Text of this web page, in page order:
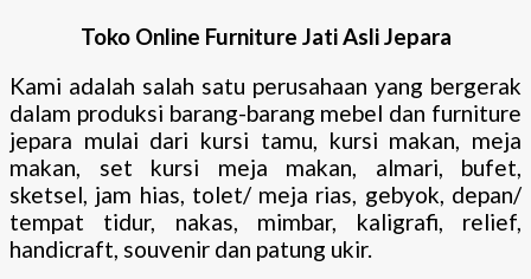
Toko Online Furniture Jati Asli Jepara
Kami adalah salah satu perusahaan yang bergerak
dalam produksi barang-barang mebel dan furniture
jepara mulai dari kursi tamu, kursi makan, meja
makan, set kursi meja makan, almari, bufet,
sketsel, jam hias, tolet/ meja rias, gebyok, depan/
tempat tidur, nakas, mimbar, kaligrafi, relief,
handicraft, souvenir dan patung ukir.